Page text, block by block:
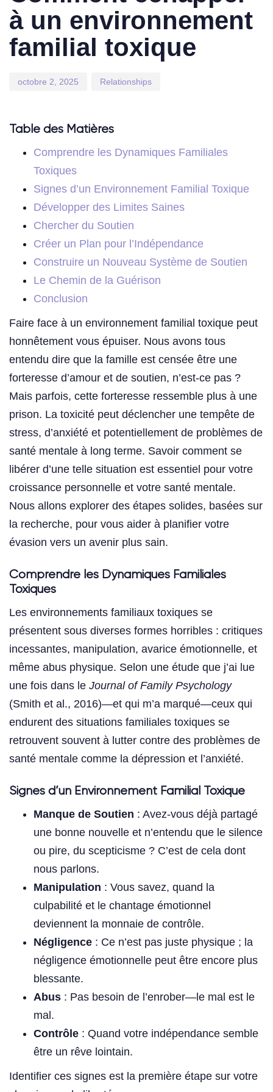
à un environnement
familial toxique
octobre 2, 2025 Relationships
Table des Matières
Comprendre les Dynamiques Familiales
Toxiques
Signes d’un Environnement Familial Toxique
Développer des Limites Saines
Chercher du Soutien
Créer un Plan pour l’Indépendance
Construire un Nouveau Système de Soutien
Le Chemin de la Guérison
Conclusion
Faire face à un environnement familial toxique peut
honnêtement vous épuiser. Nous avons tous
entendu dire que la famille est censée être une
forteresse d’amour et de soutien, n’est-ce pas ?
Mais parfois, cette forteresse ressemble plus à une
prison. La toxicité peut déclencher une tempête de
stress, d’anxiété et potentiellement de problèmes de
santé mentale à long terme. Savoir comment se
libérer d’une telle situation est essentiel pour votre
croissance personnelle et votre santé mentale.
Nous allons explorer des étapes solides, basées sur
la recherche, pour vous aider à planifier votre
évasion vers un avenir plus sain.
Comprendre les Dynamiques Familiales
Toxiques
Les environnements familiaux toxiques se
présentent sous diverses formes horribles : critiques
incessantes, manipulation, avarice émotionnelle, et
même abus physique. Selon une étude que j’ai lue
une fois dans le Journal of Family Psychology
(Smith et al., 2016)—et qui m’a marqué—ceux qui
endurent des situations familiales toxiques se
retrouvent souvent à lutter contre des problèmes de
santé mentale comme la dépression et l’anxiété.
Signes d’un Environnement Familial Toxique
Manque de Soutien : Avez-vous déjà partagé
une bonne nouvelle et n’entendu que le silence
ou pire, du scepticisme ? C’est de cela dont
nous parlons.
Manipulation : Vous savez, quand la
culpabilité et le chantage émotionnel
deviennent la monnaie de contrôle.
Négligence : Ce n’est pas juste physique ; la
négligence émotionnelle peut être encore plus
blessante.
Abus : Pas besoin de l’enrober—le mal est le
mal.
Contrôle : Quand votre indépendance semble
être un rêve lointain.
Identifier ces signes est la première étape sur votre